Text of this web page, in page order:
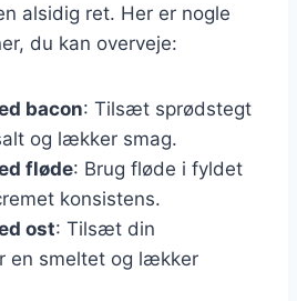
alsidig ret. Her er nogle
du kan overveje:
bacon: Tilsæt sprødstegt
og lækker smag.
fløde: Brug fløde i fyldet
konsistens.
ost: Tilsæt din
en smeltet og lækker